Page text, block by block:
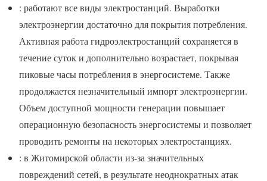
: работают все виды электростанций. Выработки
электроэнергии достаточно для покрытия потребления.
Активная работа гидроэлектростанций сохраняется в
течение суток и дополнительно возрастает, покрывая
пиковые часы потребления в энергосистеме. Также
продолжается незначительный импорт электроэнергии.
Объем доступной мощности генерации повышает
операционную безопасность энергосистемы и позволяет
проводить ремонты на некоторых электростанциях.
: в Житомирской области из-за значительных
повреждений сетей, в результате неоднократных атак